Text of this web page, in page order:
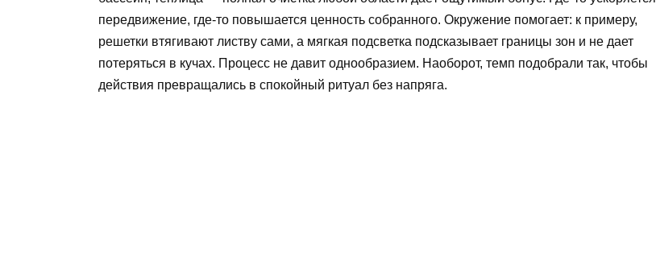
передвижение, где-то повышается ценность собранного. Окружение помогает: к примеру,
решетки втягивают листву сами, а мягкая подсветка подсказывает границы зон и не дает
потеряться в кучах. Процесс не давит однообразием. Наоборот, темп подобрали так, чтобы
действия превращались в спокойный ритуал без напряга.